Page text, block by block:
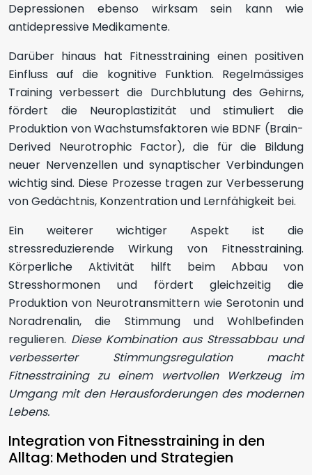
Depressionen ebenso wirksam sein kann wie
antidepressive Medikamente.
Darüber hinaus hat Fitnesstraining einen positiven
Einfluss auf die kognitive Funktion. Regelmässiges
Training verbessert die Durchblutung des Gehirns,
fördert die Neuroplastizität und stimuliert die
Produktion von Wachstumsfaktoren wie BDNF (Brain-
Derived Neurotrophic Factor), die für die Bildung
neuer Nervenzellen und synaptischer Verbindungen
wichtig sind. Diese Prozesse tragen zur Verbesserung
von Gedächtnis, Konzentration und Lernfähigkeit bei.
Ein weiterer wichtiger Aspekt ist die
stressreduzierende Wirkung von Fitnesstraining.
Körperliche Aktivität hilft beim Abbau von
Stresshormonen und fördert gleichzeitig die
Produktion von Neurotransmittern wie Serotonin und
Noradrenalin, die Stimmung und Wohlbefinden
regulieren. Diese Kombination aus Stressabbau und
verbesserter Stimmungsregulation macht
Fitnesstraining zu einem wertvollen Werkzeug im
Umgang mit den Herausforderungen des modernen
Lebens.
Integration von Fitnesstraining in den
Alltag: Methoden und Strategien